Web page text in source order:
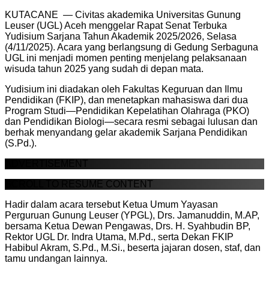
KUTACANE — Civitas akademika Universitas Gunung
Leuser (UGL) Aceh menggelar Rapat Senat Terbuka
Yudisium Sarjana Tahun Akademik 2025/2026, Selasa
(4/11/2025). Acara yang berlangsung di Gedung Serbaguna
UGL ini menjadi momen penting menjelang pelaksanaan
wisuda tahun 2025 yang sudah di depan mata.
Yudisium ini diadakan oleh Fakultas Keguruan dan Ilmu
Pendidikan (FKIP), dan menetapkan mahasiswa dari dua
Program Studi—Pendidikan Kepelatihan Olahraga (PKO)
dan Pendidikan Biologi—secara resmi sebagai lulusan dan
berhak menyandang gelar akademik Sarjana Pendidikan
(S.Pd.).
ADVERTISEMENT
SCROLL TO RESUME CONTENT
Hadir dalam acara tersebut Ketua Umum Yayasan
Perguruan Gunung Leuser (YPGL), Drs. Jamanuddin, M.AP,
bersama Ketua Dewan Pengawas, Drs. H. Syahbudin BP,
Rektor UGL Dr. Indra Utama, M.Pd., serta Dekan FKIP
Habibul Akram, S.Pd., M.Si., beserta jajaran dosen, staf, dan
tamu undangan lainnya.